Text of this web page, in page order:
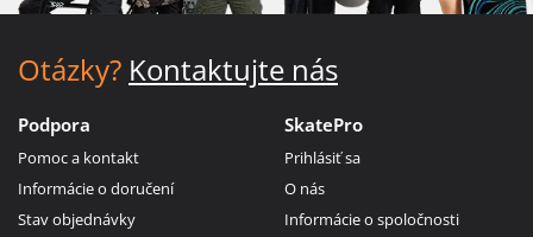
Otázky? Kontaktujte nás
Podpora
Pomoc a kontakt
Informácie o doručení
Stav objednávky
SkatePro
Prihlásiť sa
O nás
Informácie o spoločnosti